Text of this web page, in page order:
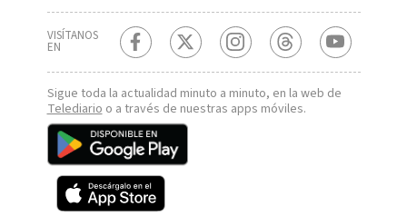
VISÍTANOS
EN
Sigue toda la actualidad minuto a minuto, en la web de
Telediario o a través de nuestras apps móviles.